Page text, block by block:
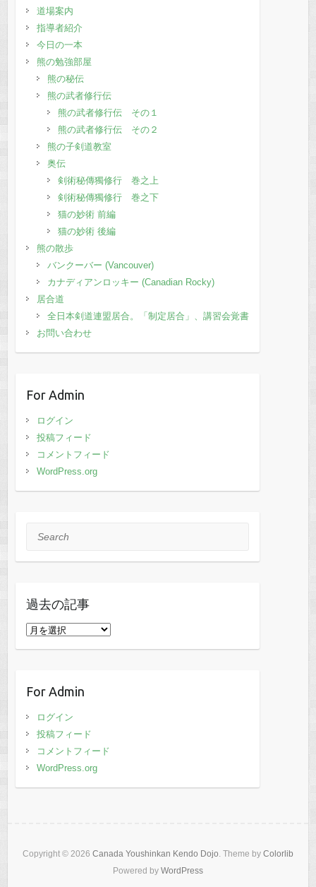
道場案内
指導者紹介
今日の一本
熊の勉強部屋
熊の秘伝
熊の武者修行伝
熊の武者修行伝 その１
熊の武者修行伝 その２
熊の子剣道教室
奥伝
剣術秘傳獨修行 巻之上
剣術秘傳獨修行 巻之下
猫の妙術 前編
猫の妙術 後編
熊の散歩
バンクーバー (Vancouver)
カナディアンロッキー (Canadian Rocky)
居合道
全日本剣道連盟居合。「制定居合」、講習会覚書
お問い合わせ
For Admin
ログイン
投稿フィード
コメントフィード
WordPress.org
Search
過去の記事
過
事
For Admin
ログイン
投稿フィード
コメントフィード
WordPress.org
Copyright © 2026 Canada Youshinkan Kendo Dojo . Theme by Colorlib
Powered by WordPress